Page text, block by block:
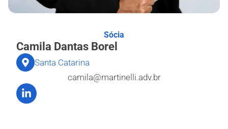
Sócia
Camila Dantas Borel
Santa Catarina
camila@martinelli.adv.br